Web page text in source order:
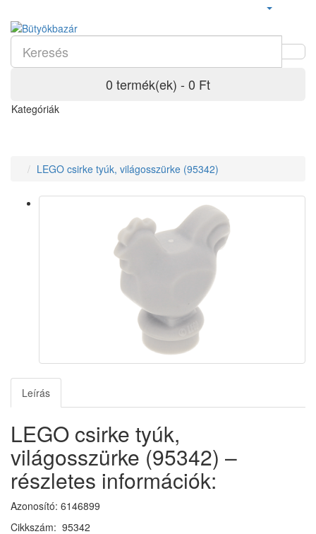
0 termék(ek) - 0 Ft
Kategóriák
LEGO csirke tyúk, világosszürke (95342)
Leírás
LEGO csirke tyúk,
világosszürke (95342) –
részletes információk:
Azonosító: 6146899
Cikkszám: 95342